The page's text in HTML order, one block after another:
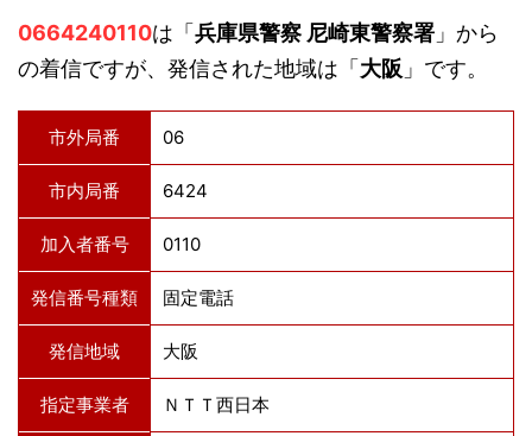
0664240110は「兵庫県警察 尼崎東警察署 」から
の着信ですが、発信された地域は「大阪 」です。
市外局番 06
市内局番 6424
加入者番号 0110
発信番号種類 固定電話
発信地域 大阪
指定事業者 ＮＴＴ西日本